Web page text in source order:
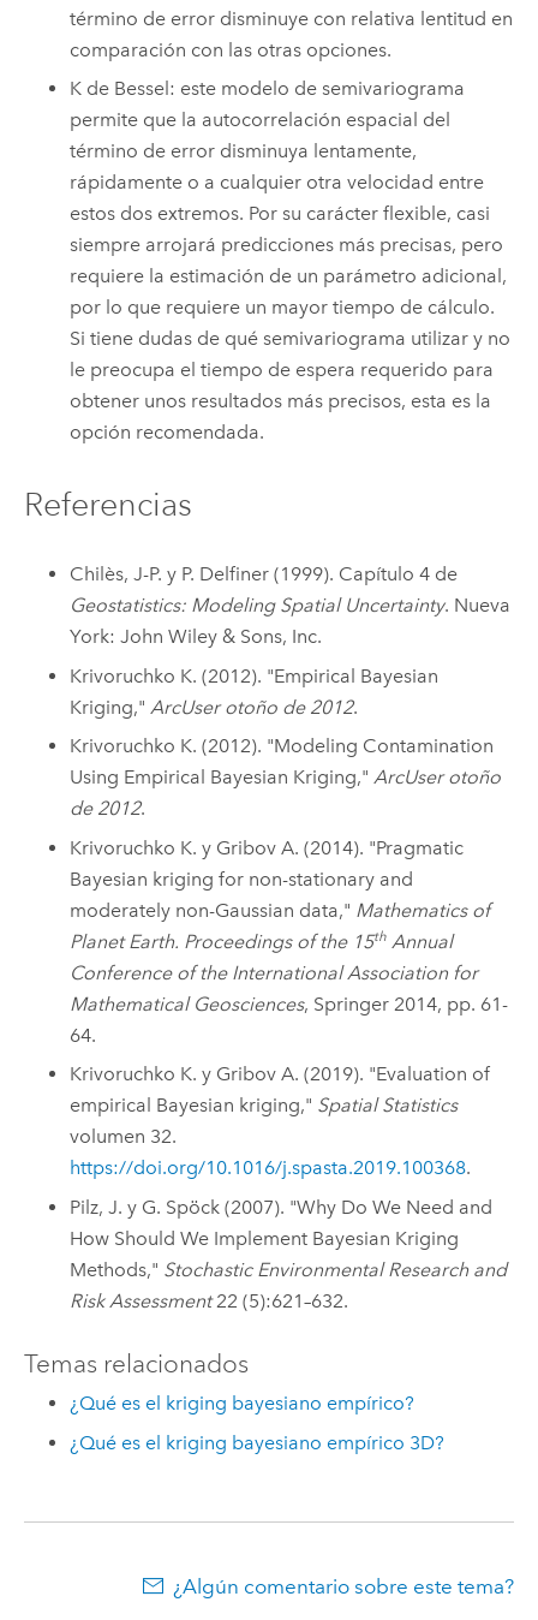
término de error disminuye con relativa lentitud en
comparación con las otras opciones.
K de Bessel: este modelo de semivariograma
permite que la autocorrelación espacial del
término de error disminuya lentamente,
rápidamente o a cualquier otra velocidad entre
estos dos extremos. Por su carácter flexible, casi
siempre arrojará predicciones más precisas, pero
requiere la estimación de un parámetro adicional,
por lo que requiere un mayor tiempo de cálculo.
Si tiene dudas de qué semivariograma utilizar y no
le preocupa el tiempo de espera requerido para
obtener unos resultados más precisos, esta es la
opción recomendada.
Referencias
Chilès, J-P. y P. Delfiner (1999). Capítulo 4 de
Geostatistics: Modeling Spatial Uncertainty. Nueva
York: John Wiley & Sons, Inc.
Krivoruchko K. (2012). "Empirical Bayesian
Kriging," ArcUser otoño de 2012.
Krivoruchko K. (2012). "Modeling Contamination
Using Empirical Bayesian Kriging,"ArcUser otoño
de 2012.
Krivoruchko K. y Gribov A. (2014). "Pragmatic
Bayesian kriging for non-stationary and
moderately non-Gaussian data," Mathematics of
Planet Earth. Proceedings of the 15th Annual
Conference of the International Association for
Mathematical Geosciences, Springer 2014, pp. 61-
64.
Krivoruchko K. y Gribov A. (2019). "Evaluation of
empirical Bayesian kriging," Spatial Statistics
volumen 32.
https://doi.org/10.1016/j.spasta.2019.100368.
Pilz, J. y G. Spöck (2007). "Why Do We Need and
How Should We Implement Bayesian Kriging
Methods," Stochastic Environmental Research and
Risk Assessment22 (5):621–632.
Temas relacionados
¿Qué es el kriging bayesiano empírico?
¿Qué es el kriging bayesiano empírico 3D?
¿Algún comentario sobre este tema?